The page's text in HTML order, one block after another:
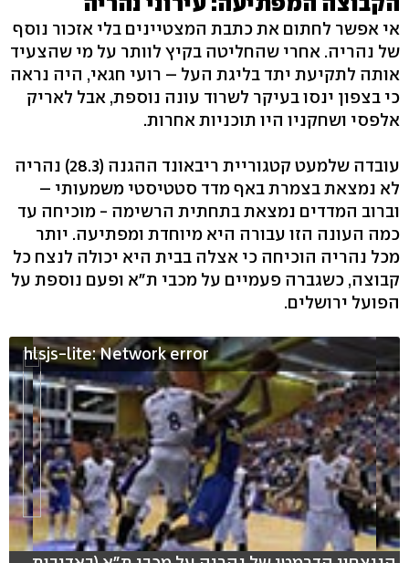
אי אפשר לחתום את כתבת המצטיינים בלי אזכור נוסף
של נהריה. אחרי שהחליטה בקיץ לוותר על מי שהצעיד
אותה לתקיעת יתד בליגת העל – רועי חגאי, היה נראה
כי בצפון ינסו בעיקר לשרוד עונה נוספת, אבל לאריק
אלפסי ושחקניו היו תוכניות אחרות.
עובדה שלמעט קטגוריית ריבאונד ההגנה (28.3) נהריה
לא נמצאת בצמרת באף מדד סטטיסטי משמעותי –
וברוב המדדים נמצאת בתחתית הרשימה - מוכיחה עד
כמה העונה הזו עבורה היא מיוחדת ומפתיעה. יותר
מכל נהריה הוכיחה כי אצלה בבית היא יכולה לנצח כל
קבוצה, כשגברה פעמיים על מכבי ת"א ופעם נוספת על
הפועל ירושלים.
hlsjs-lite: Network error